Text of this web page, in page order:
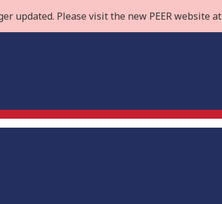
updated. Please visit the new PEER website at